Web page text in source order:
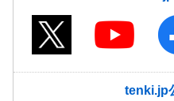
tenki.jp